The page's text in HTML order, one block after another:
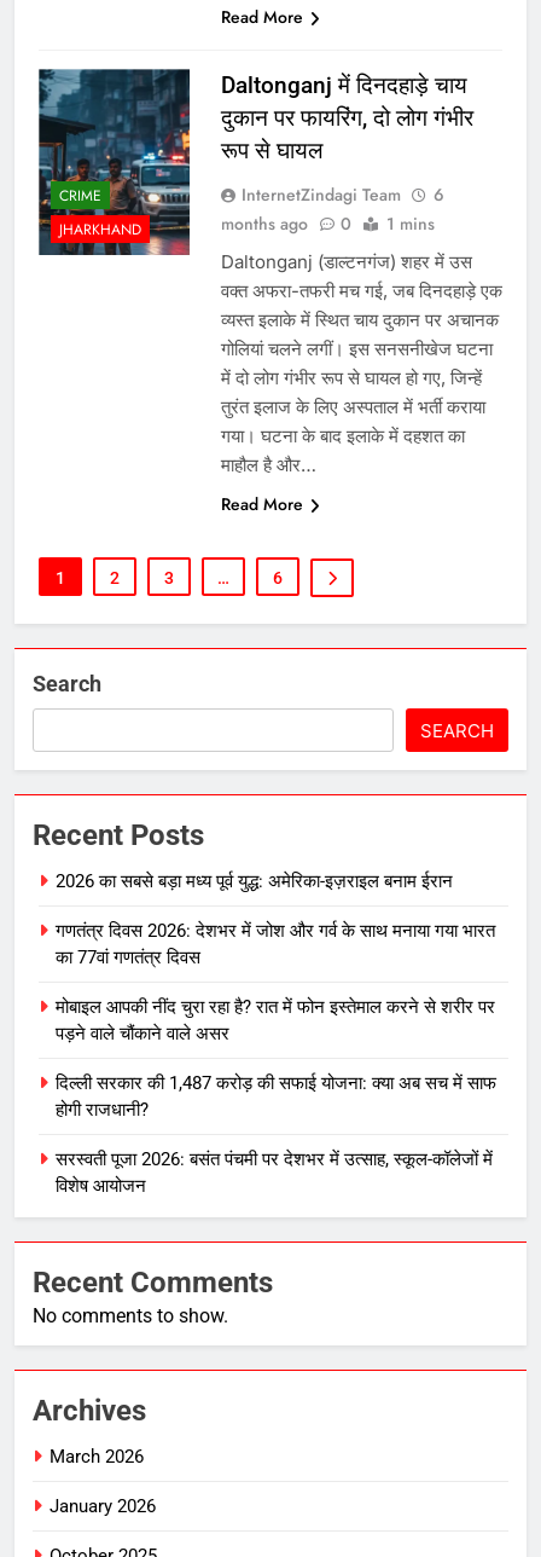
Read More
CRIME
JHARKHAND
Daltonganj में दिनदहाड़े चाय
दुकान पर फायरिंग, दो लोग गंभीर
रूप से घायल
InternetZindagi Team
6
months ago
0 1 mins
Daltonganj (डाल्टनगंज) शहर में उस
वक्त अफरा-तफरी मच गई, जब दिनदहाड़े एक
व्यस्त इलाके में स्थित चाय दुकान पर अचानक
गोलियां चलने लगीं। इस सनसनीखेज घटना
में दो लोग गंभीर रूप से घायल हो गए, जिन्हें
तुरंत इलाज के लिए अस्पताल में भर्ती कराया
गया। घटना के बाद इलाके में दहशत का
माहौल है और…
Read More
1 2 3 … 6
Search
SEARCH
Recent Posts
2026 का सबसे बड़ा मध्य पूर्व युद्ध: अमेरिका-इज़राइल बनाम ईरान
गणतंत्र दिवस 2026: देशभर में जोश और गर्व के साथ मनाया गया भारत
का 77वां गणतंत्र दिवस
मोबाइल आपकी नींद चुरा रहा है? रात में फोन इस्तेमाल करने से शरीर पर
पड़ने वाले चौंकाने वाले असर
दिल्ली सरकार की 1,487 करोड़ की सफाई योजना: क्या अब सच में साफ
होगी राजधानी?
सरस्वती पूजा 2026: बसंत पंचमी पर देशभर में उत्साह, स्कूल-कॉलेजों में
विशेष आयोजन
Recent Comments
No comments to show.
Archives
March 2026
January 2026